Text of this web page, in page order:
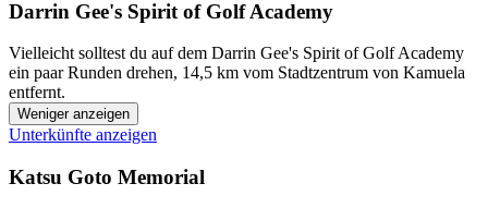
Darrin Gee's Spirit of Golf Academy
Vielleicht solltest du auf dem Darrin Gee's Spirit of Golf Academy
ein paar Runden drehen, 14,5 km vom Stadtzentrum von Kamuela
entfernt.
Weniger anzeigen
Unterkünfte anzeigen
Katsu Goto Memorial